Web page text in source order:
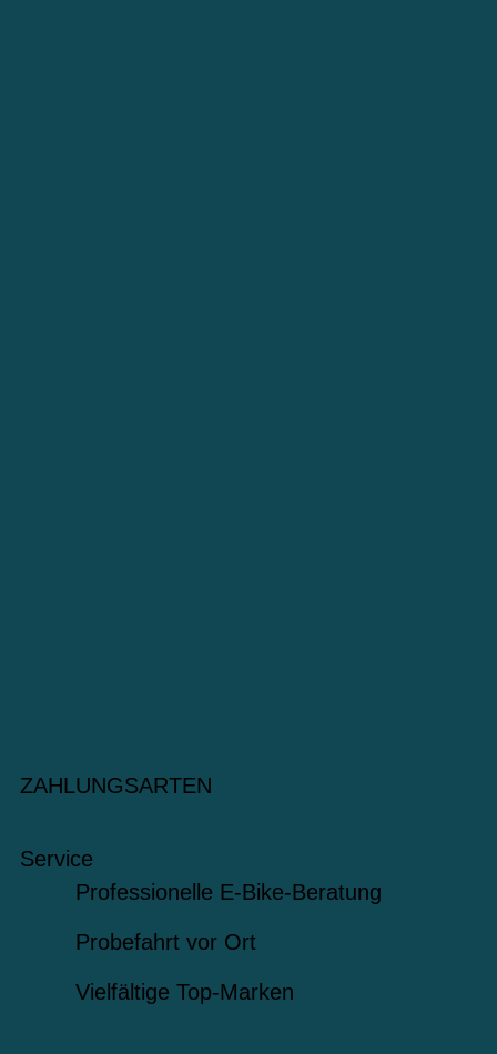
ZAHLUNGSARTEN
Service
Professionelle E-Bike-Beratung
Probefahrt vor Ort
Vielfältige Top-Marken